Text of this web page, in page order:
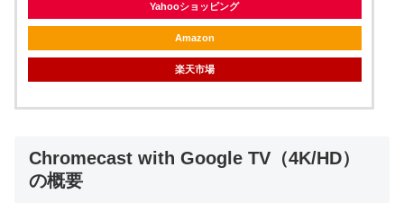
Yahooショッピング
Amazon
楽天市場
Chromecast with Google TV（4K/HD）
の概要